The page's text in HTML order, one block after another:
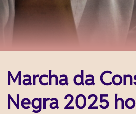
Marcha da
Negra 2025